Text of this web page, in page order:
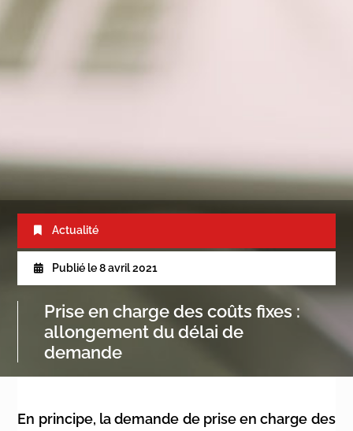
Actualité
Publié le 8 avril 2021
Prise en charge des coûts fixes :
allongement du délai de
demande
En principe, la demande de prise en charge des